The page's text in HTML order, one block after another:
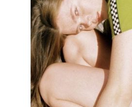
НОВОСТИ
КОНТАКТЫ